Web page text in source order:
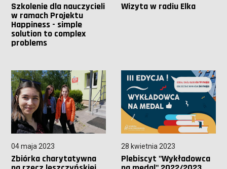
Szkolenie dla nauczycieli
w ramach Projektu
Happiness - simple
solution to complex
problems
Wizyta w radiu Elka
04 maja 2023
Zbiórka charytatywna
28 kwietnia 2023
Plebiscyt "Wykładowca